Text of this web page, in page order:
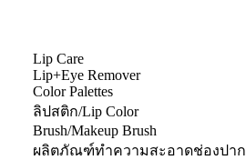
Lip Care
Lip+Eye Remover
Color Palettes
ลิปสติก/Lip Color
Brush/Makeup Brush
ผลิตภัณฑ์ทำความสะอาดช่องปาก